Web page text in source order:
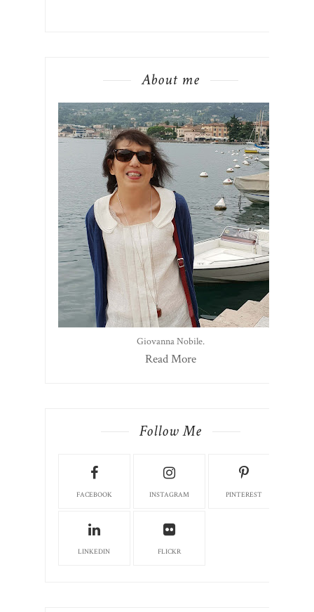
About me
Giovanna Nobile.
Read More
Follow Me
FACEBOOK INSTAGRAM PINTEREST
LINKEDIN FLICKR